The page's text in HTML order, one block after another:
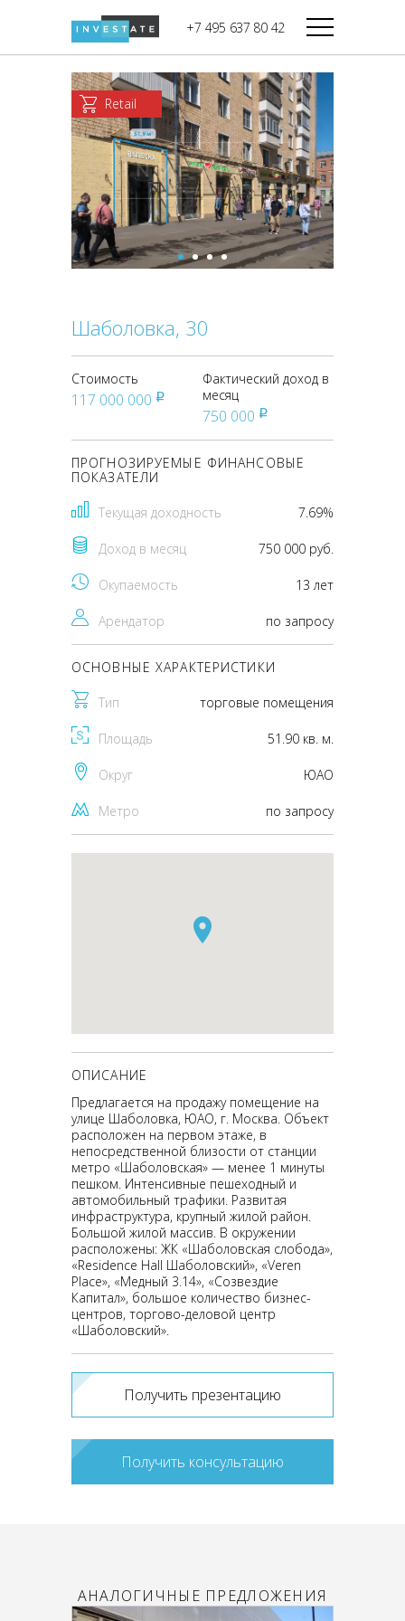
+7 495 637 80 42
Дикси
Верный
Мираторг
Магнолия
В башне
Башня Федерация-II
Запад
Башня Федерация-I
Восток
Город Столиц,
Северный блок
Город Столиц,
Южный блок
Retail
Шаболовка, 30
Стоимость
117 000 000 pуб
Фактический доход в
месяц
750 000 pуб
ПРОГНОЗИРУЕМЫЕ ФИНАНСОВЫЕ
ПОКАЗАТЕЛИ
Текущая доходность 7.69%
Доход в месяц 750 000 руб.
Окупаемость 13 лет
Арендатор по запросу
ОСНОВНЫЕ ХАРАКТЕРИСТИКИ
Тип торговые помещения
Площадь 51.90 кв. м.
Округ ЮАО
Метро по запросу
ОПИСАНИЕ
Предлагается на продажу помещение на
улице Шаболовка, ЮАО, г. Москва. Объект
расположен на первом этаже, в
непосредственной близости от станции
метро «Шаболовская» — менее 1 минуты
пешком. Интенсивные пешеходный и
автомобильный трафики. Развитая
инфраструктура, крупный жилой район.
Большой жилой массив. В окружении
расположены: ЖК «Шаболовская слобода»,
«Residence Hall Шаболовский», «Veren
Place», «Медный 3.14», «Созвездие
Капитал», большое количество бизнес-
центров, торгово-деловой центр
«Шаболовский».
Получить презентацию
Получить консультацию
АНАЛОГИЧНЫЕ ПРЕДЛОЖЕНИЯ